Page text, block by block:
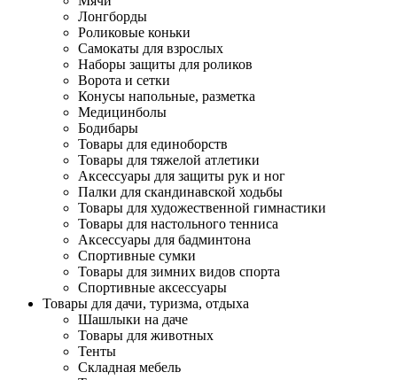
Лонгборды
Роликовые коньки
Самокаты для взрослых
Наборы защиты для роликов
Ворота и сетки
Конусы напольные, разметка
Медицинболы
Бодибары
Товары для единоборств
Товары для тяжелой атлетики
Аксессуары для защиты рук и ног
Палки для скандинавской ходьбы
Товары для художественной гимнастики
Товары для настольного тенниса
Аксессуары для бадминтона
Спортивные сумки
Товары для зимних видов спорта
Спортивные аксессуары
Товары для дачи, туризма, отдыха
Шашлыки на даче
Товары для животных
Тенты
Складная мебель